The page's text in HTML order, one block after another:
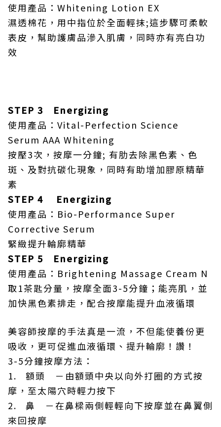
使用產品：Whitening Lotion EX
濕透棉花，用中指位於全面輕抹;這步驟可柔軟
表皮，幫助護膚品滲入肌膚，同時亦有亮白功
效
STEP 3 Energizing
使用產品：Vital-Perfection Science
Serum AAA Whitening
按壓3次，按摩一分鐘; 有肋去除黑色素、色
斑、及對抗碳化現象，同時有助增加膠原精華
素
STEP 4 Energizing
使用產品：Bio-Performance Super
Corrective Serum
緊緻提升輪廓精華
STEP 5 Energizing
使用產品：Brightening Massage Cream N
取1茶匙分量，按摩全面3-5分鐘；能亮肌，並
加快黑色素排走，配合按摩能提升血液循環
美容師按摩的手法真是一流，不但能使養份更
吸收，更可促進血液循環、提升輪廓！讚！
3-5分鐘按摩方法：
1. 額頭 －由額頭中央以向外打圈的方式按
摩，至太陽穴時輕力按下
2. 鼻 －在鼻樑兩側輕輕向下按摩並在鼻翼側
來回按摩